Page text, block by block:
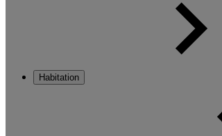
Habitation